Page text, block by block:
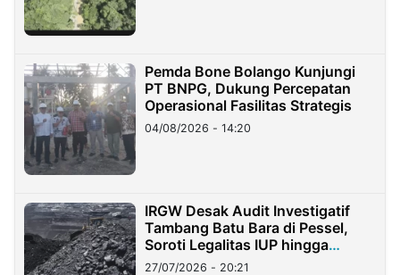
Pemda Bone Bolango Kunjungi
PT BNPG, Dukung Percepatan
Operasional Fasilitas Strategis
04/08/2026 - 14:20
IRGW Desak Audit Investigatif
Tambang Batu Bara di Pessel,
Soroti Legalitas IUP hingga
Stockpile
27/07/2026 - 20:21